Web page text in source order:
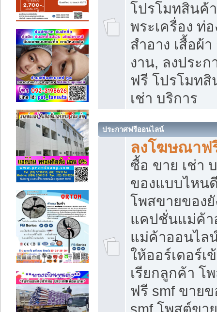
โปรโมทสินค้
พระเครื่อง ท่อ
สำอาง เสื้อผ้
งาน, ลงประ
ฟรี โปรโมท
เช่า บริการ
ประกาศฟรีออนไลน์
ลงโฆษณาฟ
ซื้อ ขาย เช่า
ของแบบไหน
โพสขายของยั
แคปชั่นแม่ค้
แม่ค้าออนไล
ให้ออร์เดอร์เ
เรียกลูกค้า โ
ฟรี smf ขาย